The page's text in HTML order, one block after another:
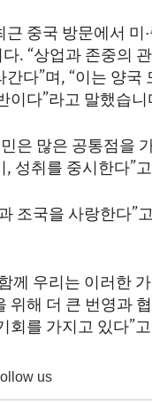
중국 방문에서 미
. “상업과 존중의
다”며, “이는 양국
이다”라고 말했습니
은 많은 공통점을
, 성취를 중시한다”
조국을 사랑한다”
께 우리는 이러한
위해 더 큰 번영과
회를 가지고 있다”
us